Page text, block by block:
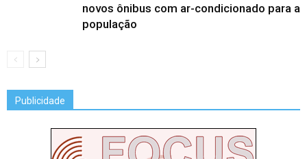
novos ônibus com ar-condicionado para a
população
Publicidade